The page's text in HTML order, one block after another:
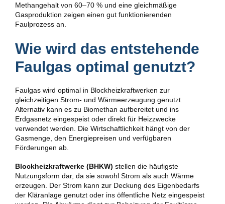
Methangehalt von 60–70 % und eine gleichmäßige
Gasproduktion zeigen einen gut funktionierenden
Faulprozess an.
Wie wird das entstehende
Faulgas optimal genutzt?
Faulgas wird optimal in Blockheizkraftwerken zur
gleichzeitigen Strom- und Wärmeerzeugung genutzt.
Alternativ kann es zu Biomethan aufbereitet und ins
Erdgasnetz eingespeist oder direkt für Heizzwecke
verwendet werden. Die Wirtschaftlichkeit hängt von der
Gasmenge, den Energiepreisen und verfügbaren
Förderungen ab.
Blockheizkraftwerke (BHKW) stellen die häufigste
Nutzungsform dar, da sie sowohl Strom als auch Wärme
erzeugen. Der Strom kann zur Deckung des Eigenbedarfs
der Kläranlage genutzt oder ins öffentliche Netz eingespeist